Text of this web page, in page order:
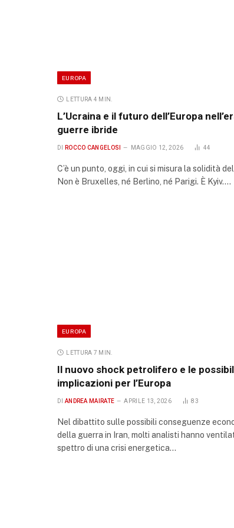
EUROPA
LETTURA 4 MIN.
L’Ucraina e il futuro dell’Europa
guerre ibride
DI ROCCO CANGELOSI MAGGIO 12, 2026 44
C’è un punto, oggi, in cui si misura la solidità
Non è Bruxelles, né Berlino, né Parigi. È Kyiv.…
EUROPA
LETTURA 7 MIN.
Il nuovo shock petrolifero e le
implicazioni per l’Europa
DI ANDREA MAIRATE APRILE 13, 2026 83
Nel dibattito sulle possibili conseguenze
della guerra in Iran, molti analisti hanno
spettro di una crisi energetica…